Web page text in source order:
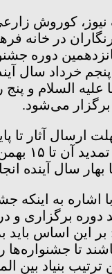
کوروش
در خانه
دوره
خرداد سال
السلام و پنج
برگزار می‌شود.
ارسال آثار تا
شده اما
تا بهار سال آینده
اشاره به اینکه
برگزاری و
این اساس باید
تا
ترتیب بنیاد بین